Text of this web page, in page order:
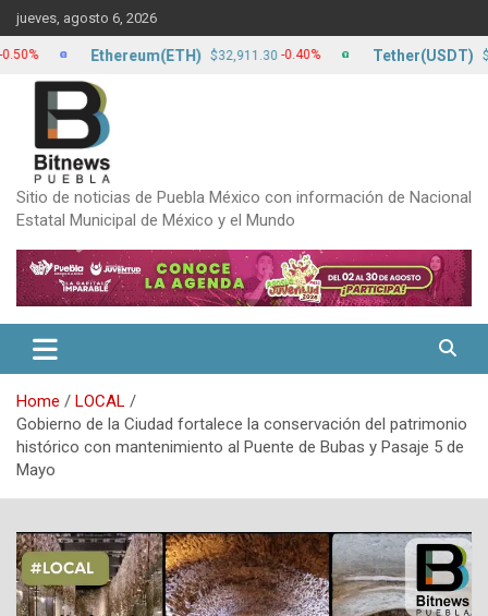
Skip
to
content
jueves, agosto 6, 2026
Sitio de noticias de Puebla México con información de Nacional
Estatal Municipal de México y el Mundo
Home
LOCAL
Gobierno de la Ciudad fortalece la conservación del patrimonio
histórico con mantenimiento al Puente de Bubas y Pasaje 5 de
Mayo
Ethereum(ETH) $32,911.30 -0.40% Tether(USDT) $17.24